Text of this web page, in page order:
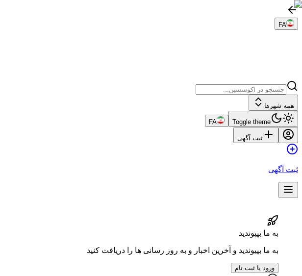
FA
همه شهرها
Toggle theme
FA
ثبت آگهی
ثبت آگهی
به ما بپیوندید
به ما بپیوندید و آخرین اخبار و به روز رسانی ها را دریافت کنید
ورود یا ثبت نام